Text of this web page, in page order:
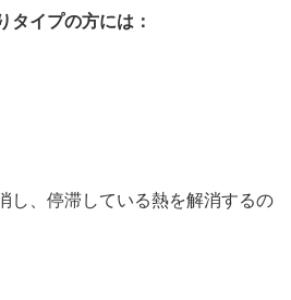
タイプの方には：
し、停滞している熱を解消するの